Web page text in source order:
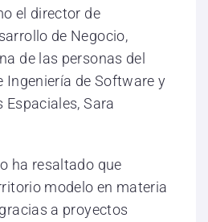
el director de
de Negocio,
de las personas del
Ingeniería de Software y
Sara
ha resaltado que
modelo en materia
a proyectos